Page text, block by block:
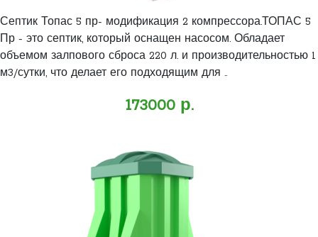
Септик Топас 5 пр- модификация 2 компрессора.ТОПАС 5
Пр - это септик, который оснащен насосом. Обладает
объемом залпового сброса 220 л. и производительностью 1
м3/сутки, что делает его подходящим для ..
173000 р.